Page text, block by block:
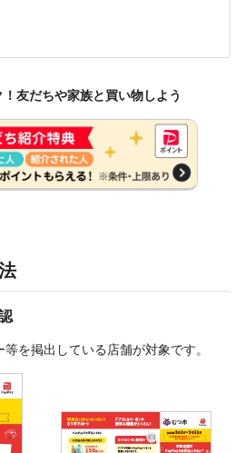
友だちや家族と買い物しよう
を掲出している店舗が対象です。